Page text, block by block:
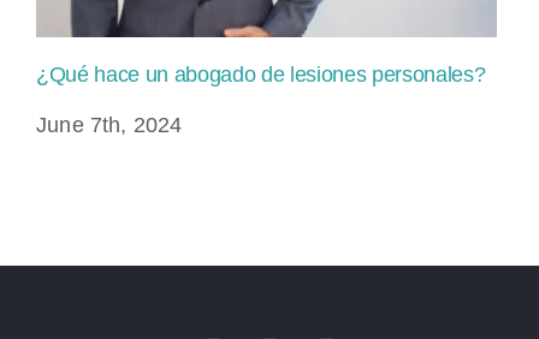
¿Qué hace un abogado de lesiones personales?
June 7th, 2024